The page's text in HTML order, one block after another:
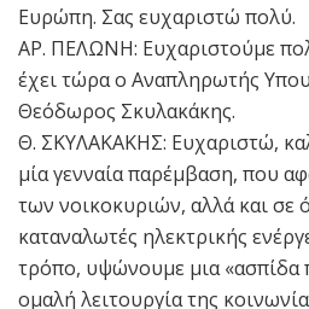
Ευρώπη. Σας ευχαριστώ πολύ.
ΑΡ. ΠΕΛΩΝΗ: Ευχαριστούμε
έχει τώρα ο Αναπληρωτής
Θεόδωρος Σκυλακάκης.
Θ. ΣΚΥΛΑΚΑΚΗΣ: Ευχαριστώ,
μία γενναία παρέμβαση, που
των νοικοκυριών, αλλά και σε
καταναλωτές ηλεκτρικής
τρόπο, υψώνουμε μια «ασπίδα
ομαλή λειτουργία της